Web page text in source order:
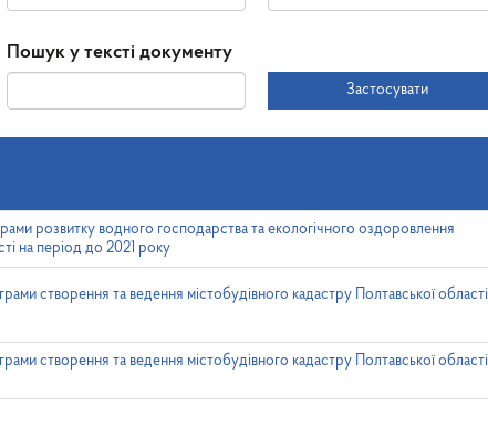
прийняття
Пошук у тексті документу
Застосувати
розвитку водного господарства та екологічного оздоровлення
на період до 2021 року
створення та ведення містобудівного кадастру Полтавської області
створення та ведення містобудівного кадастру Полтавської області